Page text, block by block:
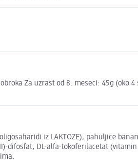
Za uzrast od 8. meseci: 45g (oko 4
iz LAKTOZE), pahuljice
difosfat, DL-alfa-tokoferilacetat